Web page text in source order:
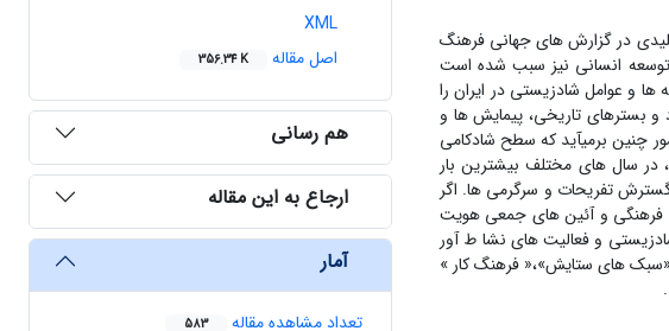
در گزارش های جهانی فرهنگ
انسانی نیز سبب شده است
ها و عوامل شادزیستی در ایران را
بسترهای تاریخی، پیمایش ها و
پیمایشی متعدد در کشور چنین برمیآید که سطح شادکامی
شهادت پژوهش ها، در سال های مختلف بیشترین بار
تفریحات و سرگرمی ها. اگر
فرهنگی و آئین های جمعی هویت
و فعالیت های نشا ط آور
های ستایش»،« فرهنگ کار »
XML
اصل مقاله
356.34 K
هم رسانی
ارجاع به این مقاله
آمار
تعداد مشاهده مقاله 583